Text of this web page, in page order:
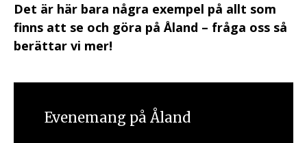
Det är här bara några exempel på allt som
finns att se och göra på Åland – fråga oss så
berättar vi mer!
Evenemang på Åland